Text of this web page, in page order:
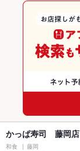
かっぱ寿司 藤岡店
和食 藤岡